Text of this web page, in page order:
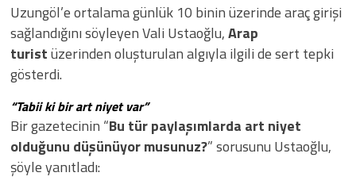
Uzungöl’e ortalama günlük 10 binin üzerinde araç girişi
sağlandığını söyleyen Vali Ustaoğlu,Arap
turistüzerinden oluşturulan algıyla ilgili de sert tepki
gösterdi.
“Tabii ki bir art niyet var”
Bir gazetecinin “Bu tür paylaşımlarda art niyet
olduğunu düşünüyor musunuz?” sorusunu Ustaoğlu,
şöyle yanıtladı: